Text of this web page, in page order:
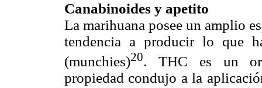
Canabinoides y apetito
La marihuana posee un amplio
tendencia a producir lo que
(munchies)20. THC es un
propiedad condujo a la